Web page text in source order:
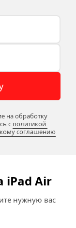
на обработку
c политикой
соглашению
iPad Air
нужную вас